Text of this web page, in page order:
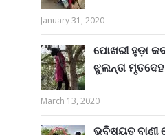
January 31, 2020
ପୋଖରୀ ହୁଡ଼ା
ଝୁଲନ୍ତା
March 13, 2020
ଭବିଷ୍ୟତ ବାଣୀ